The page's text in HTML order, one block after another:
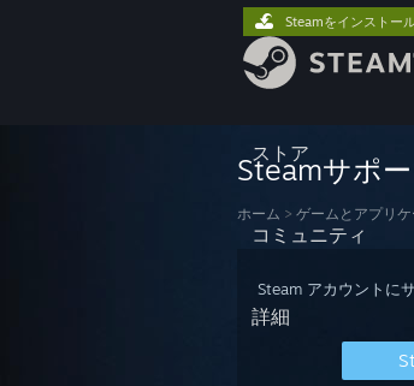
ストア
コミュニティ
詳細
Steamをインストー
Steamサポー
ホーム > ゲームとアプリ
Steam アカウントに